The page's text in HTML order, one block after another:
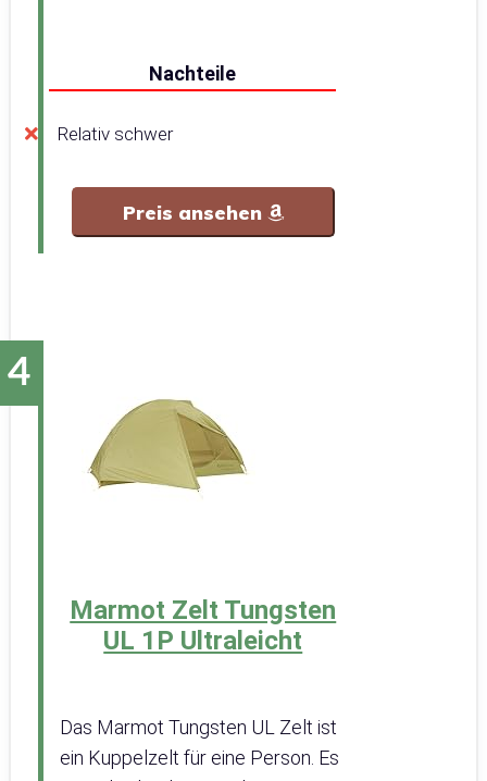
Nachteile
Relativ schwer
Preis ansehen
Marmot Zelt Tungsten
UL 1P Ultraleicht
Das Marmot Tungsten UL Zelt ist
ein Kuppelzelt für eine Person. Es